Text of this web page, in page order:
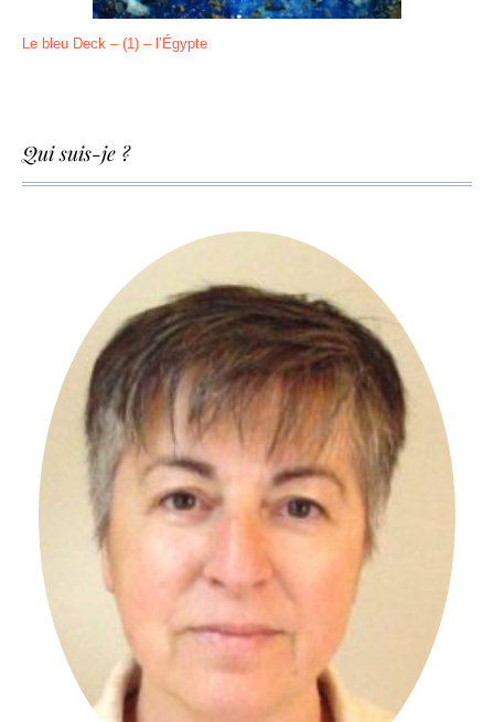
Le bleu Deck – (1) – l’Égypte
Qui suis-je ?